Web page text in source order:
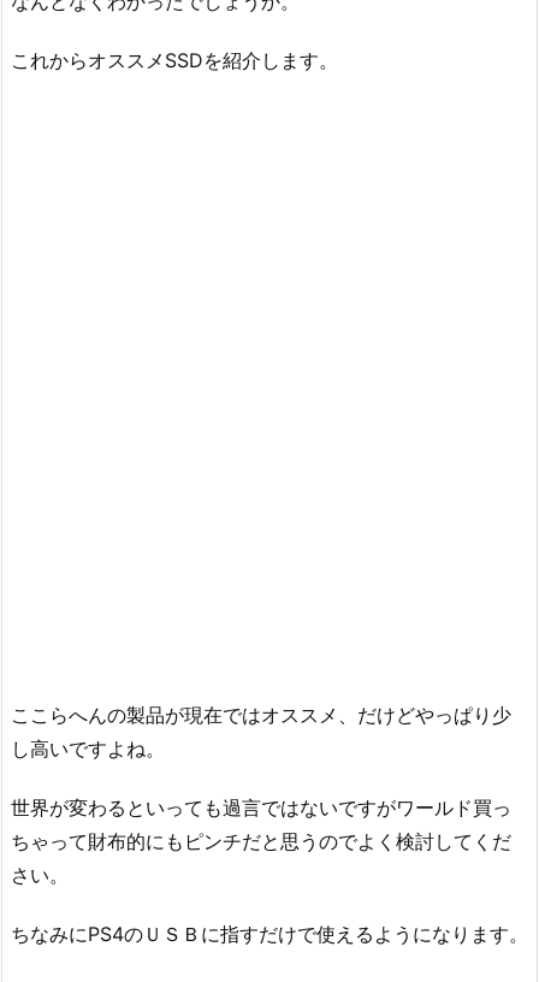
これからオススメSSDを紹介します。
ここらへんの製品が現在ではオススメ、だけどやっぱり少
し高いですよね。
世界が変わるといっても過言ではないですがワールド買っ
ちゃって財布的にもピンチだと思うのでよく検討してくだ
さい。
ちなみにPS4のＵＳＢに指すだけで使えるようになります。